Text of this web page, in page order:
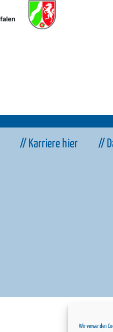
Wir verwenden
// Karriere hier
//